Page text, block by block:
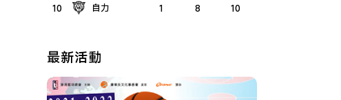
10
自力 1 8 10
最新活動